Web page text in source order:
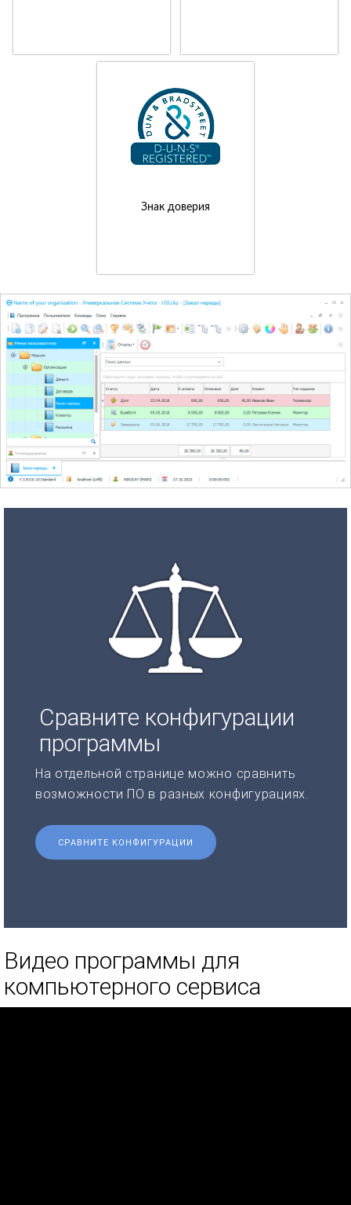
Знак доверия
Сравните конфигурации
программы
На отдельной странице можно сравнить
возможности ПО в разных конфигурациях.
СРАВНИТЕ КОНФИГУРАЦИИ
Видео программы для
компьютерного сервиса